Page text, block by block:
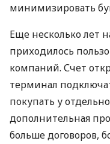
минимизировать
Еще несколько лет
приходилось
компаний. Счет
терминал
покупать у
дополнительная
больше договоров,